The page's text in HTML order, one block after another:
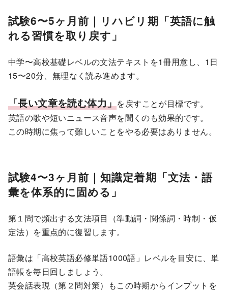
試験6〜5ヶ月前｜リハビリ期「英語に触
れる習慣を取り戻す」
中学〜高校基礎レベルの文法テキストを1冊用意し、1日
15〜20分、無理なく読み進めます。
「長い文章を読む体力」を戻すことが目標です。
英語の歌や短いニュース音声を聞くのも効果的です。
この時期に焦って難しいことをやる必要はありません。
試験4〜3ヶ月前｜知識定着期「文法・語
彙を体系的に固める」
第１問で頻出する文法項目（準動詞・関係詞・時制・仮
定法）を重点的に復習します。
語彙は「高校英語必修単語1000語」レベルを目安に、単
語帳を毎日回しましょう。
英会話表現（第２問対策）もこの時期からインプットを